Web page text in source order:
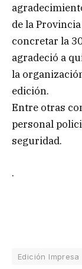
de la
concretar la
agradeció a
la
edición.
Entre otras
personal
seguridad.
.
Edición Impresa